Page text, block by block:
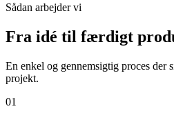
Sådan arbejder vi
Fra idé til færdigt
En enkel og gennemsigtig proces der
projekt.
01